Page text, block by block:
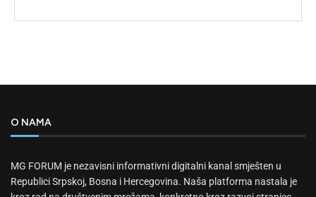
O NAMA
MG FORUM je nezavisni informativni digitalni kanal smješten u
Republici Srpskoj, Bosna i Hercegovina. Naša platforma nastala je